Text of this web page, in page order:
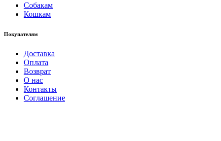
Собакам
Кошкам
Покупателям
Доставка
Оплата
Возврат
О нас
Контакты
Соглашение